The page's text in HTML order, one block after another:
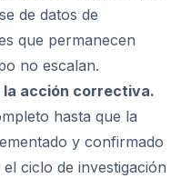
de datos de
que permanecen
no escalan.
acción correctiva.
hasta que la
y confirmado
ciclo de investigación